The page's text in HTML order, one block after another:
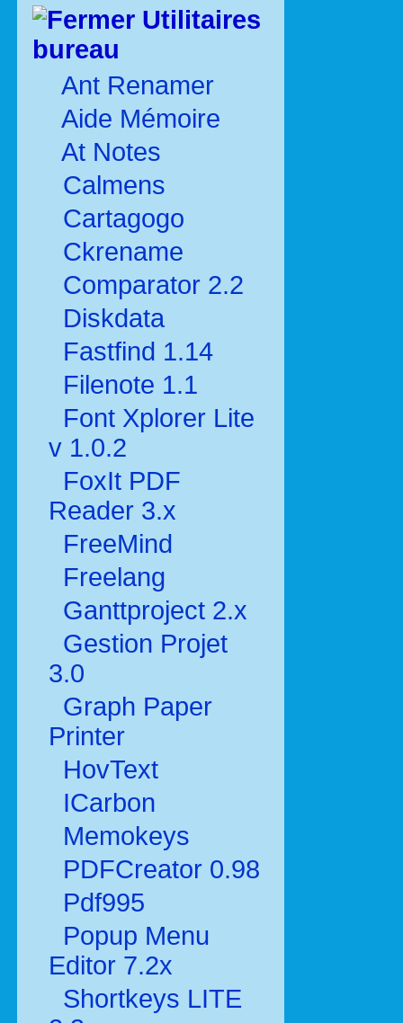
Utilitaires
bureau
Ant Renamer
Aide Mémoire
At Notes
Calmens
Cartagogo
Ckrename
Comparator 2.2
Diskdata
Fastfind 1.14
Filenote 1.1
Font Xplorer Lite
v 1.0.2
FoxIt PDF
Reader 3.x
FreeMind
Freelang
Ganttproject 2.x
Gestion Projet
3.0
Graph Paper
Printer
HovText
ICarbon
Memokeys
PDFCreator 0.98
Pdf995
Popup Menu
Editor 7.2x
Shortkeys LITE